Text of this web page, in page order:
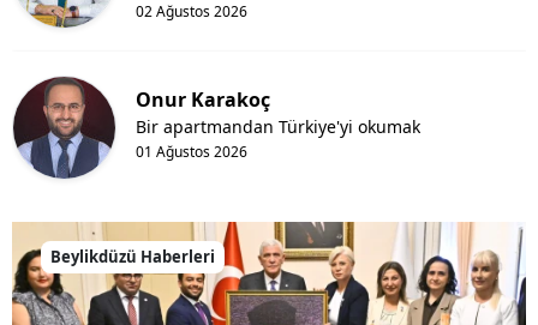
02 Ağustos 2026
Onur Karakoç
01 Ağustos 2026
Bir apartmandan Türkiye'yi okumak
Beylikdüzü Haberleri